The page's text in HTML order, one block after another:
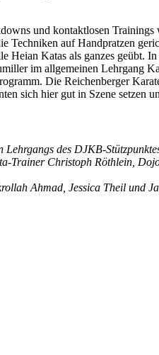
und kontaktlosen
Techniken auf Handpratzen
Katas als ganzes geübt.
im allgemeinen Lehrgang
Die Reichenberger
sich hier gut in Szene setzen
des DJKB-
Trainer Christoph Röthlein,
Ahmad, Jessica Theil und